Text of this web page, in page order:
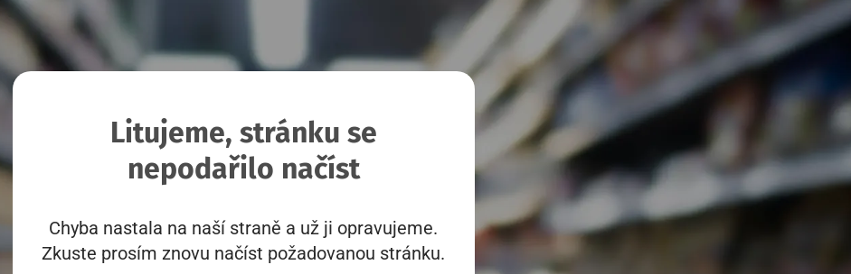
Litujeme, stránku se
nepodařilo načíst
Chyba nastala na naší straně a už ji opravujeme.
Zkuste prosím znovu načíst požadovanou stránku.